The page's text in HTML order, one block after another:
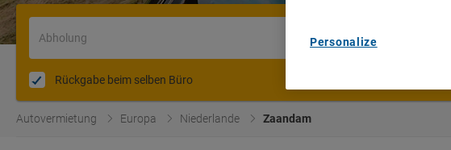
Abholung
Rückgabe beim selben Büro
Autovermietung Europa Niederlande Zaandam
Personalize